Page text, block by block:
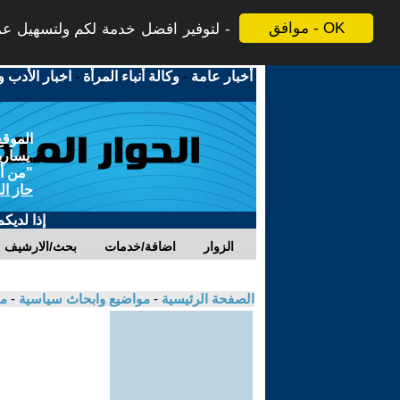
موافق - OK لتوفير افضل خدمة لكم ولتسهيل
أخبار عامة -وكالة أنباء المرأة - اخبار الأدب
"من
حاز
إذا
بحث/الارشيف اضافة/خدمات الزوار
الصفحة الرئيسية - مواضيع وابحاث سياسية -